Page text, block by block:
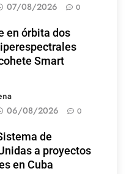
07/08/2026 0
en órbita dos
Smart
06/08/2026 0
de
a proyectos
en Cuba